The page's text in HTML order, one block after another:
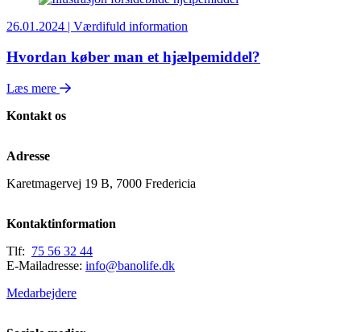
26.01.2024 | Værdifuld information
Hvordan køber man et hjælpemiddel?
Læs mere
Kontakt os
Adresse
Karetmagervej 19 B, 7000 Fredericia
Kontaktinformation
Tlf: 75 56 32 44
E-Mailadresse: info@banolife.dk
Medarbejdere